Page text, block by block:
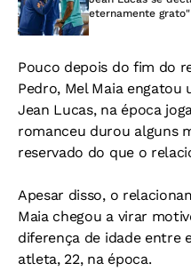
eternamente grato"
Pouco depois do fim do
Pedro, Mel Maia
Jean Lucas, na época
romanceu durou alguns
reservado do que o
Apesar disso, o
Maia chegou a virar
diferença de idade entre
atleta, 22, na época.